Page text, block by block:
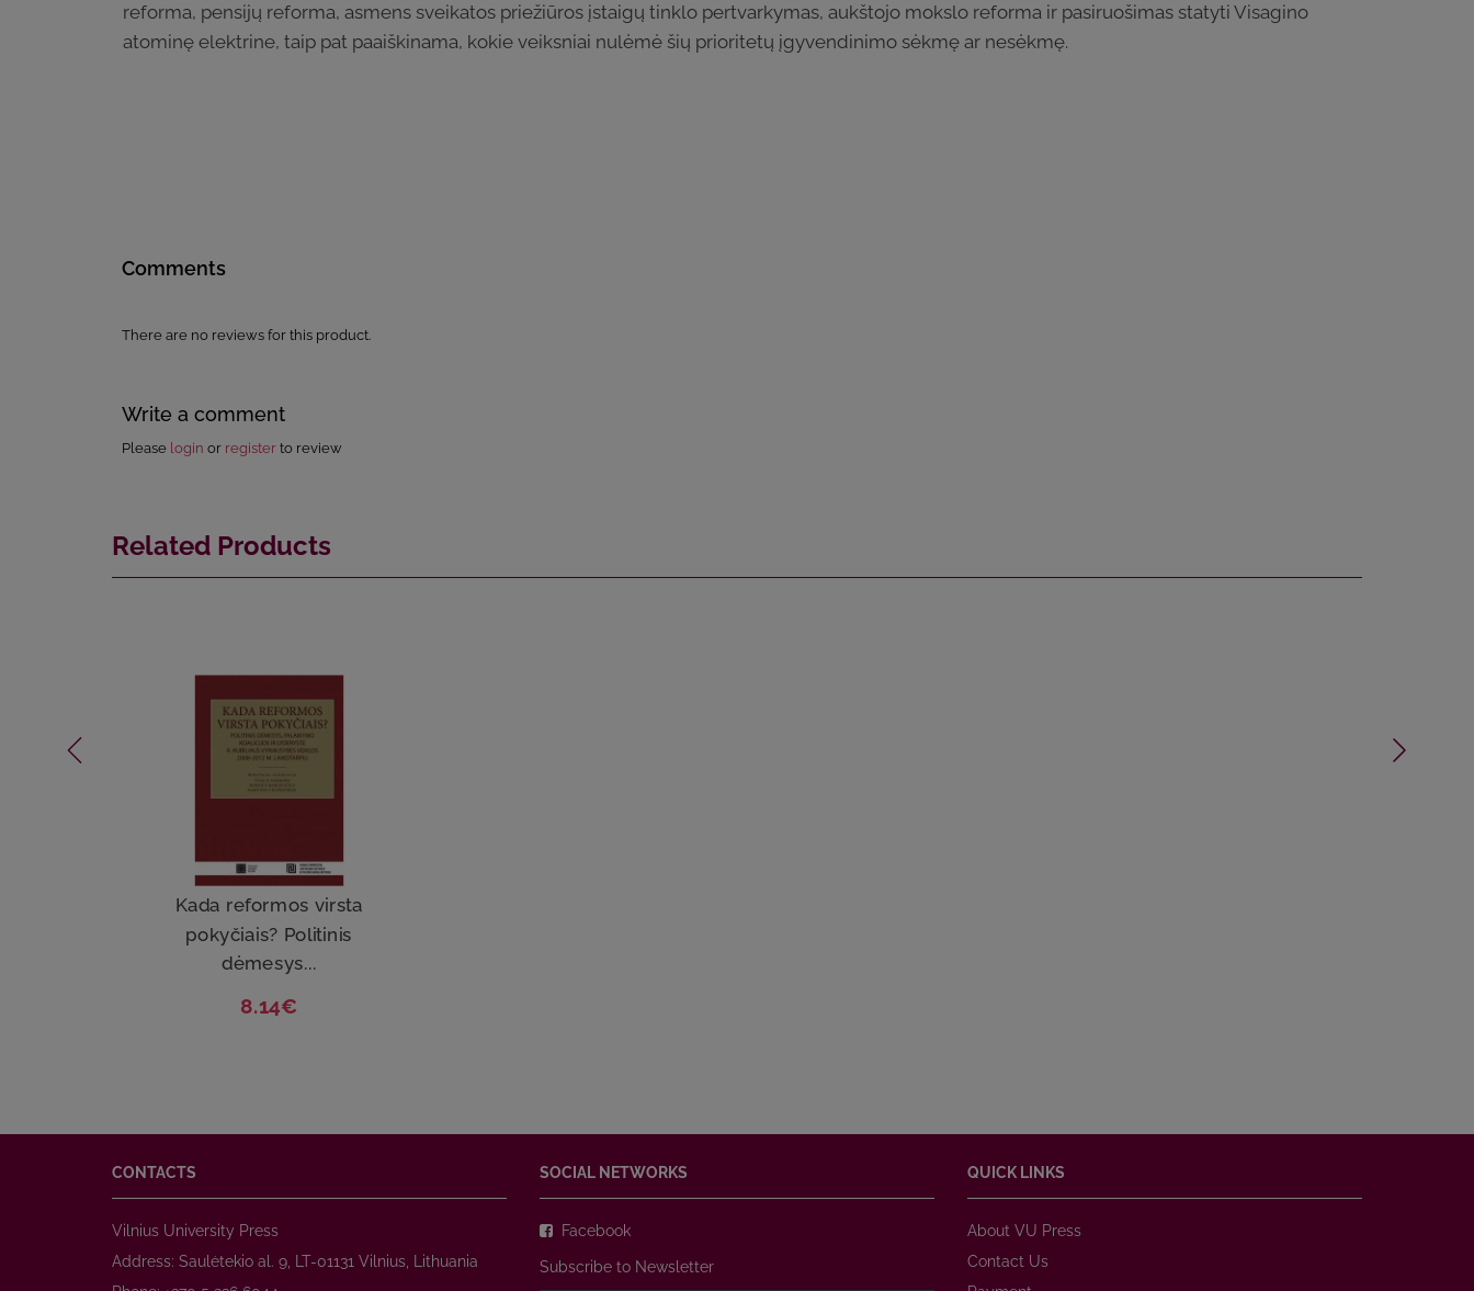
reforma, pensijų reforma, asmens sveikatos priežiūros įstaigų tinklo pertvarkymas, aukštojo mokslo reforma ir pasiruošimas statyti Visagino
atominę elektrine, taip pat paaiškinama, kokie veiksniai nulėmė šių prioritetų įgyvendinimo sėkmę ar nesėkmę.
Comments
There are no reviews for this product.
Write a comment
Please login or register to review
Related Products
Kada reformos virsta
pokyčiais? Politinis
dėmesys...
8.14€
CONTACTS
Vilnius University Press
Address: Saulėtekio al. 9, LT-01131 Vilnius, Lithuania
SOCIAL NETWORKS
Facebook
Subscribe to Newsletter
QUICK LINKS
About VU Press
Contact Us